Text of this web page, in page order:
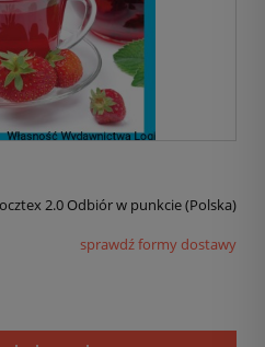
2.0 Odbiór w punkcie(Polska)
sprawdź formy dostawy